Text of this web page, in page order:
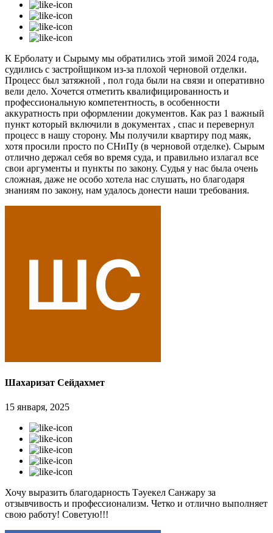
К Ерболату и Сырыму мы обратились этой зимой 2024 года,
судились с застройщиком из-за плохой черновой отделки.
Процесс был затяжной , пол года были на связи и оперативно
вели дело. Хочется отметить квалифицированность и
профессиональную компетентность, в особенности
аккуратность при оформлении документов. Как раз 1 важный
пункт который включили в документах , спас и перевернул
процесс в нашу сторону. Мы получили квартиру под маяк,
хотя просили просто по СНиПу (в черновой отделке). Сырым
отлично держал себя во время суда, и правильно излагал все
свои аргументы и пункты по закону. Судья у нас была очень
сложная, даже не особо хотела нас слушать, но благодаря
знаниям по закону, нам удалось донести наши требования.
Шахаризат Сейдахмет
15 января, 2025
Хочу выразить благодарность Тәуекел Санжару за
отзывчивость и профессионализм. Четко и отлично выполняет
свою работу! Советую!!!